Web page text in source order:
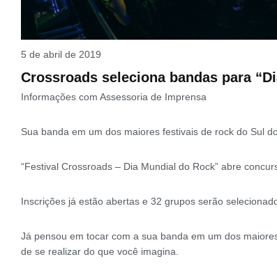
5 de abril de 2019
Crossroads seleciona bandas para
Informações com Assessoria de Imprensa
Sua banda em um dos maiores festivais de rock do Sul
“Festival Crossroads – Dia Mundial do Rock” abre
Inscrições já estão abertas e 32 grupos serão
Já pensou em tocar com a sua banda em um dos
de se realizar do que você imagina.